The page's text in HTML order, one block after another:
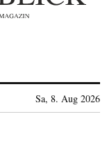
Sa, 8. Aug 2026